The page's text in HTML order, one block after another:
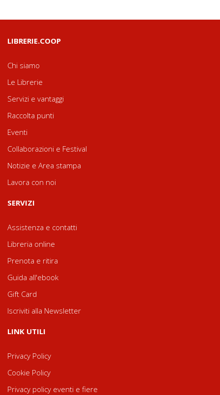
LIBRERIE.COOP
Chi siamo
Le Librerie
Servizi e vantaggi
Raccolta punti
Eventi
Collaborazioni e Festival
Notizie e Area stampa
Lavora con noi
SERVIZI
Assistenza e contatti
Libreria online
Prenota e ritira
Guida all'ebook
Gift Card
Iscriviti alla Newsletter
LINK UTILI
Privacy Policy
Cookie Policy
Privacy policy eventi e fiere